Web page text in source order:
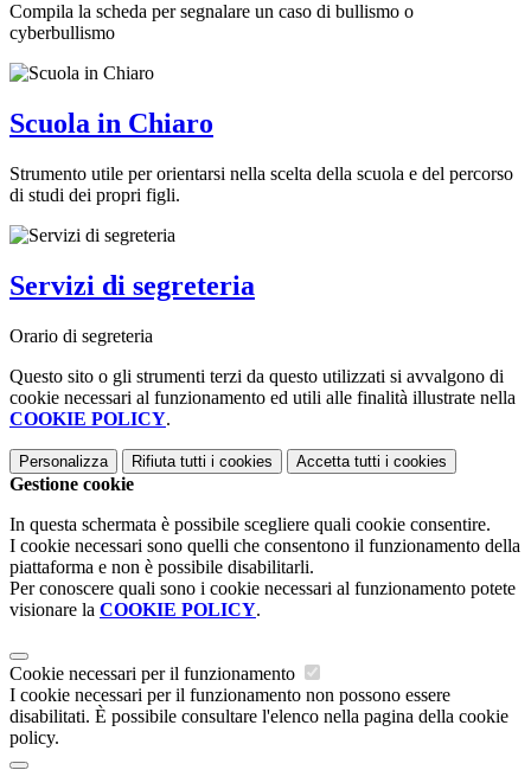
Compila la scheda per segnalare un caso di bullismo o
cyberbullismo
Scuola in Chiaro
Strumento utile per orientarsi nella scelta della scuola e del percorso
di studi dei propri figli.
Servizi di segreteria
Orario di segreteria
Questo sito o gli strumenti terzi da questo utilizzati si avvalgono di
cookie necessari al funzionamento ed utili alle finalità illustrate nella
COOKIE POLICY.
Personalizza Rifiuta tutti i cookies Accetta tutti i cookies
Gestione cookie
In questa schermata è possibile scegliere quali cookie consentire.
I cookie necessari sono quelli che consentono il funzionamento della
piattaforma e non è possibile disabilitarli.
Per conoscere quali sono i cookie necessari al funzionamento potete
visionare la COOKIE POLICY.
Cookie necessari per il funzionamento
I cookie necessari per il funzionamento non possono essere
disabilitati. È possibile consultare l'elenco nella pagina della cookie
policy.